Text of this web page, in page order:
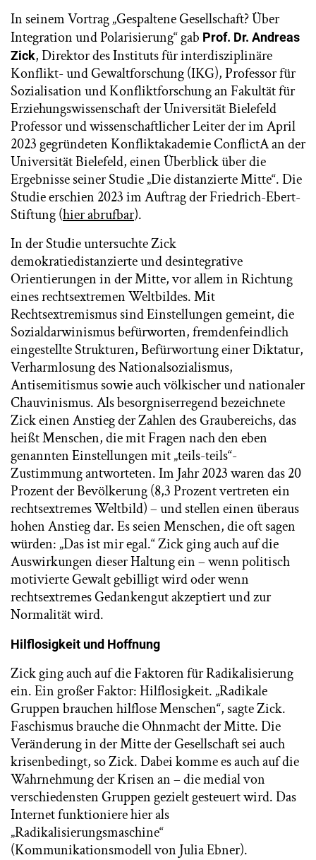
In seinem Vortrag „Gespaltene Gesellschaft? Über
Integration und Polarisierung“ gab Prof. Dr. Andreas
Zick, Direktor des Instituts für interdisziplinäre
Konflikt- und Gewaltforschung (IKG), Professor für
Sozialisation und Konfliktforschung an Fakultät für
Erziehungswissenschaft der Universität Bielefeld
Professor und wissenschaftlicher Leiter der im April
2023 gegründeten Konfliktakademie ConflictA an der
Universität Bielefeld, einen Überblick über die
Ergebnisse seiner Studie „Die distanzierte Mitte“. Die
Studie erschien 2023 im Auftrag der Friedrich-Ebert-
Stiftung (hier abrufbar).
In der Studie untersuchte Zick
demokratiedistanzierte und desintegrative
Orientierungen in der Mitte, vor allem in Richtung
eines rechtsextremen Weltbildes. Mit
Rechtsextremismus sind Einstellungen gemeint, die
Sozialdarwinismus befürworten, fremdenfeindlich
eingestellte Strukturen, Befürwortung einer Diktatur,
Verharmlosung des Nationalsozialismus,
Antisemitismus sowie auch völkischer und nationaler
Chauvinismus. Als besorgniserregend bezeichnete
Zick einen Anstieg der Zahlen des Graubereichs, das
heißt Menschen, die mit Fragen nach den eben
genannten Einstellungen mit „teils-teils“-
Zustimmung antworteten. Im Jahr 2023 waren das 20
Prozent der Bevölkerung (8,3 Prozent vertreten ein
rechtsextremes Weltbild) – und stellen einen überaus
hohen Anstieg dar. Es seien Menschen, die oft sagen
würden: „Das ist mir egal.“ Zick ging auch auf die
Auswirkungen dieser Haltung ein – wenn politisch
motivierte Gewalt gebilligt wird oder wenn
rechtsextremes Gedankengut akzeptiert und zur
Normalität wird.
Hilflosigkeit und Hoffnung
Zick ging auch auf die Faktoren für Radikalisierung
ein. Ein großer Faktor: Hilflosigkeit. „Radikale
Gruppen brauchen hilflose Menschen“, sagte Zick.
Faschismus brauche die Ohnmacht der Mitte. Die
Veränderung in der Mitte der Gesellschaft sei auch
krisenbedingt, so Zick. Dabei komme es auch auf die
Wahrnehmung der Krisen an – die medial von
verschiedensten Gruppen gezielt gesteuert wird. Das
Internet funktioniere hier als
„Radikalisierungsmaschine“
(Kommunikationsmodell von Julia Ebner).